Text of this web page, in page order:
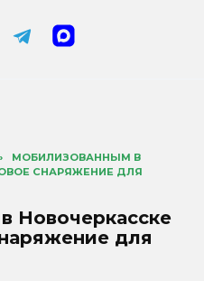
МОБИЛИЗОВАННЫМ В
СНАРЯЖЕНИЕ ДЛЯ
Новочеркасске
для